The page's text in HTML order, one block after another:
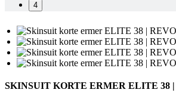
4
SKINSUIT KORTE ERMER ELITE 38